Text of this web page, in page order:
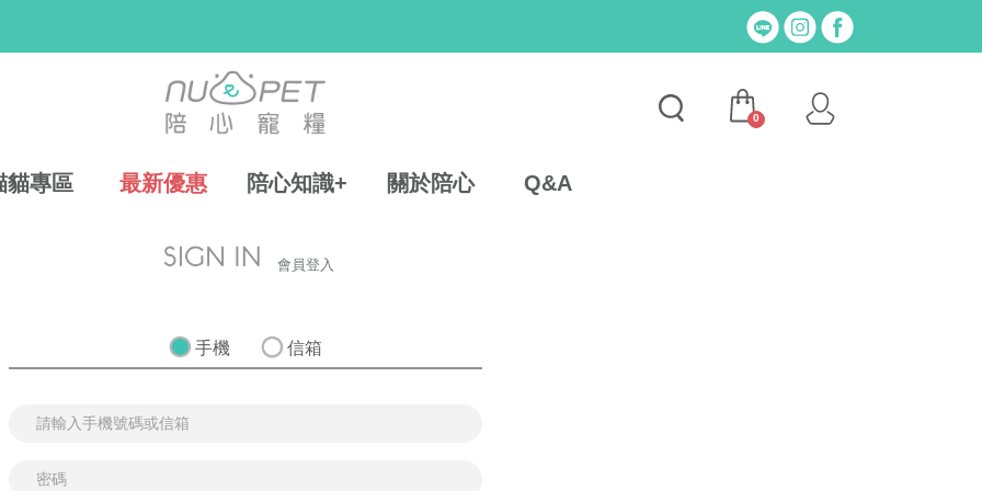
貓專區 最新優惠 陪心知識+ 關於陪心 Q&A
0
會員登入
手機 信箱